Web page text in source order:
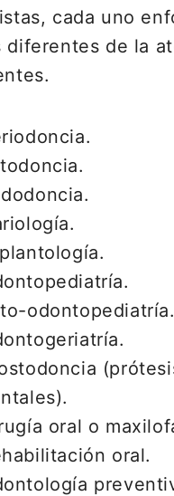
cada uno
diferentes de la
odontopediatría.
oral o
oral.